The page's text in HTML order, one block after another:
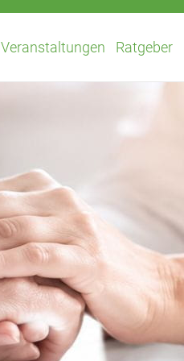
Veranstaltungen Ratgeber